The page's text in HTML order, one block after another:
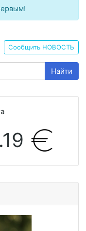
Сообщить НОВОСТЬ
Найти